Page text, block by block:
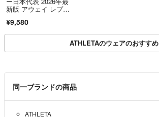
新版 アウェイ レプリ
¥9,580
ATHLETAのウェアのおすすめ
同一ブランドの商品
ATHLETA